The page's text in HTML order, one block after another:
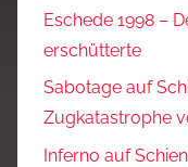
Eschede 1998 –
erschütterte
Sabotage auf
Zugkatastrophe
Inferno auf